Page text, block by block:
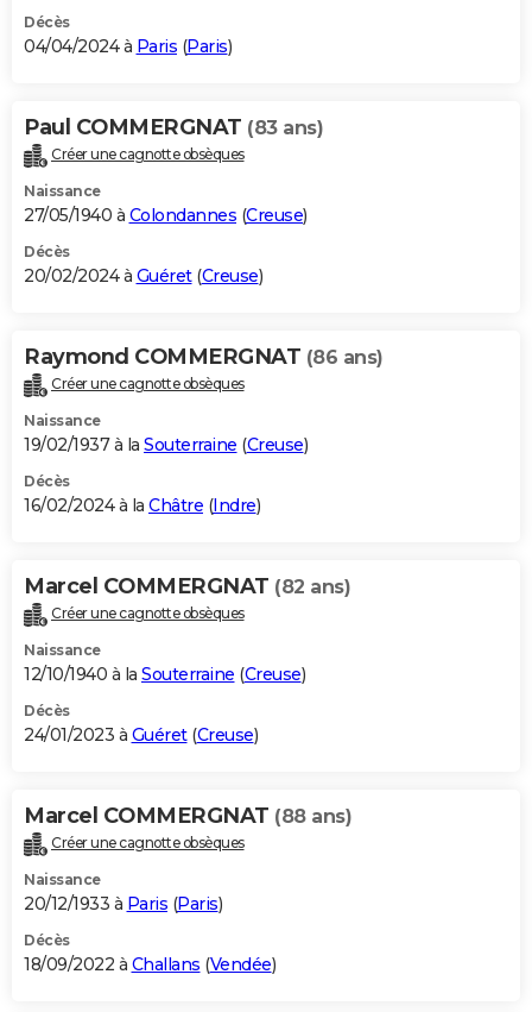
Décès
04/04/2024 à Paris (Paris)
Paul COMMERGNAT (83 ans)
Créer une cagnotte obsèques
Naissance
27/05/1940 à Colondannes (Creuse)
Décès
20/02/2024 à Guéret(Creuse)
Raymond COMMERGNAT (86 ans)
Créer une cagnotte obsèques
Naissance
19/02/1937 à la Souterraine (Creuse)
Décès
16/02/2024 à la Châtre (Indre)
Marcel COMMERGNAT (82 ans)
Créer une cagnotte obsèques
Naissance
12/10/1940 à la Souterraine (Creuse)
Décès
24/01/2023 à Guéret(Creuse)
Marcel COMMERGNAT (88 ans)
Créer une cagnotte obsèques
Naissance
20/12/1933 à Paris (Paris)
Décès
18/09/2022 à Challans (Vendée)